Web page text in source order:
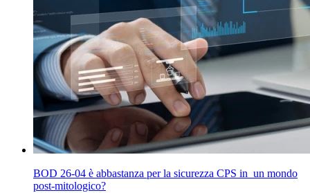
BOD 26-04 è abbastanza per la sicurezza CPS in un mondo
post-mitologico?